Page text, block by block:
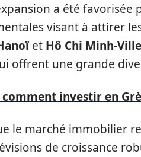
a été
visant à attirer
et Hô Chi Minh-Ville
offrent une grande
investir en
le marché immobilier
de croissance